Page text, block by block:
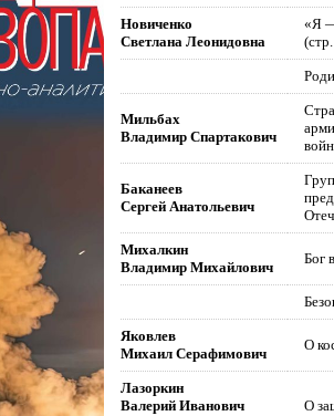
Новиченко
Светлана Леонидовна
«Я
Мильбах
Владимир Спартакович
Баканеев
Сергей Анатольевич
Михалкин
Владимир Михайлович
Бог
Яковлев
Михаил Серафимович
О
Лазоркин
Валерий Иванович
О